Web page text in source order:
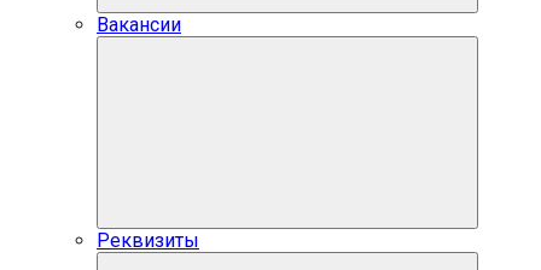
Вакансии
Реквизиты